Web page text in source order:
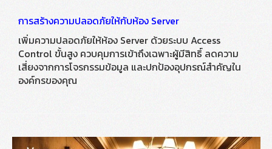
การสร้างความปลอดภัยให้กับห้อง Server
เพิ่มความปลอดภัยให้ห้อง Server ด้วยระบบ Access
Control ขั้นสูง ควบคุมการเข้าถึงเฉพาะผู้มีสิทธิ์ ลดความ
เสี่ยงจากการโจรกรรมข้อมูล และปกป้องอุปกรณ์สำคัญใน
องค์กรของคุณ